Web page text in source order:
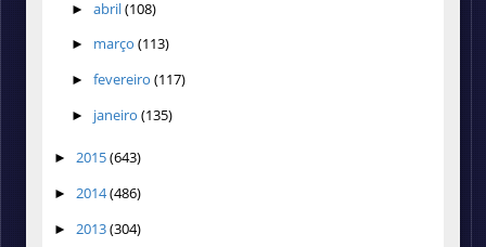
► abril(108)
► março (113)
► fevereiro (117)
► janeiro (135)
► 2015(643)
► 2014(486)
► 2013(304)